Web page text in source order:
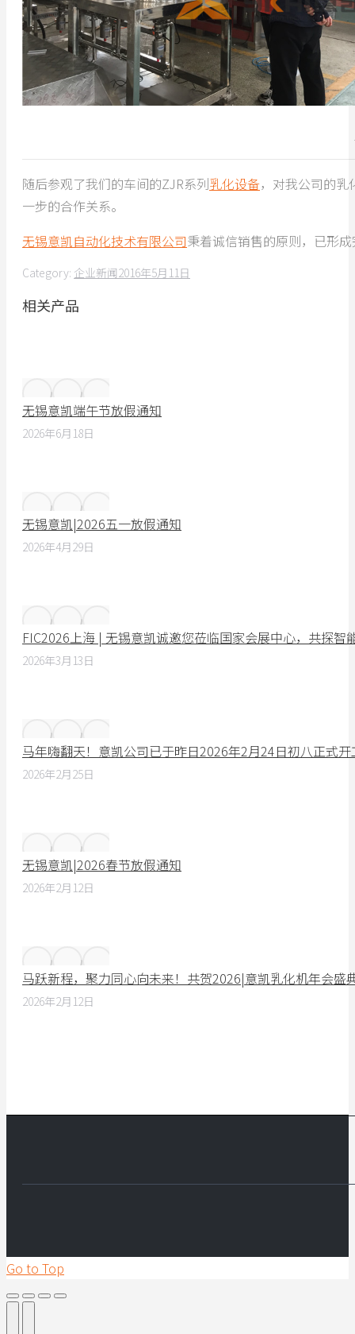
随后参观了我们的车间的ZJR系列乳化设备，对我公司的
一步的合作关系。
无锡意凯自动化技术有限公司秉着诚信销售的原则，已形
Category: 企业新闻2016年5月11日
相关产品
无锡意凯端午节放假通知
2026年6月18日
无锡意凯|2026五一放假通知
2026年4月29日
FIC2026上海 | 无锡意凯诚邀您莅临国家会展中心，共探智
2026年3月13日
马年嗨翻天！意凯公司已于昨日2026年2月24日初八正式
2026年2月25日
无锡意凯|2026春节放假通知
2026年2月12日
马跃新程，聚力同心向未来！共贺2026|意凯乳化机年会盛
2026年2月12日
Go to Top